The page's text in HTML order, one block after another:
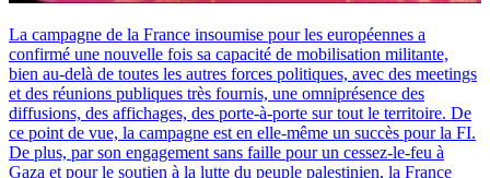
La campagne de la France insoumise pour les européennes a
confirmé une nouvelle fois sa capacité de mobilisation militante,
bien au-delà de toutes les autres forces politiques, avec des meetings
et des réunions publiques très fournis, une omniprésence des
diffusions, des affichages, des porte-à-porte sur tout le territoire. De
ce point de vue, la campagne est en elle-même un succès pour la FI.
De plus, par son engagement sans faille pour un cessez-le-feu à
Gaza et pour le soutien à la lutte du peuple palestinien, la France